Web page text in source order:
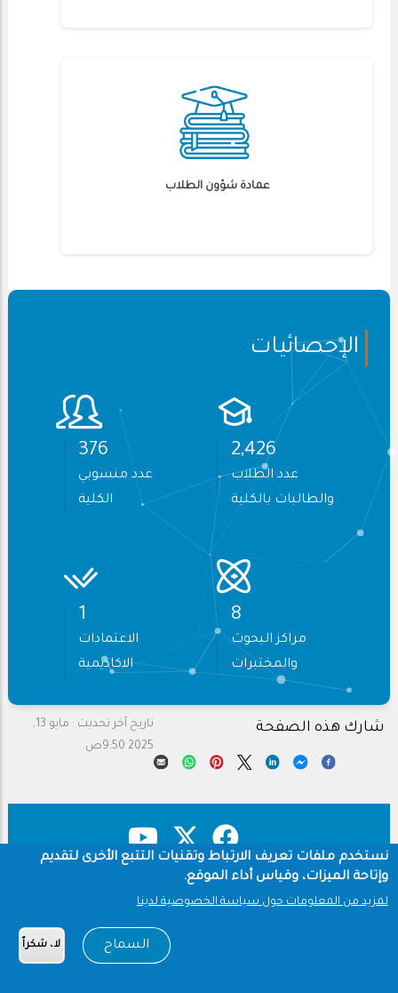
عمادة شؤون الطلاب
الإحصائيات
2,965
عدد الطلاب
والطالبات بالكلية
460
عدد منسوبي
الكلية
10
مراكز البحوث
والمختبرات
2
الاعتمادات
الاكاديمية
تاريخ آخر تحديث :
مايو 13,
2025 9:50ص
شارك هذه الصفحة
نستخدم ملفات تعريف الارتباط وتقنيات التتبع الأخرى لتقديم
وإتاحة الميزات، وقياس أداء الموقع.
لمزيد من المعلومات حول سياسة الخصوصية لدينا
السماح لا، شكراً